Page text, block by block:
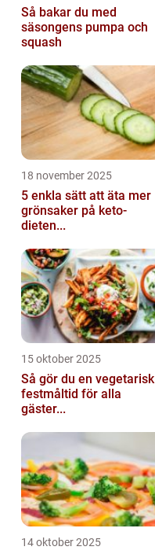
Så bakar du med
säsongens pumpa och
squash
18 november 2025
5 enkla sätt att äta mer
grönsaker på keto-
dieten...
15 oktober 2025
Så gör du en vegetarisk
festmåltid för alla
gäster...
14 oktober 2025